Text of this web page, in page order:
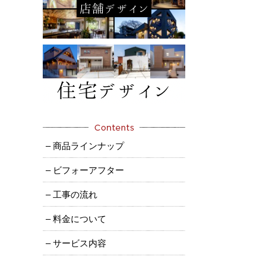
– 商品ラインナップ
– ビフォーアフター
– 工事の流れ
– 料金について
– サービス内容